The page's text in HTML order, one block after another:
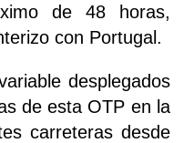
de 48 horas,
con Portugal.
desplegados
de esta OTP en la
carreteras desde